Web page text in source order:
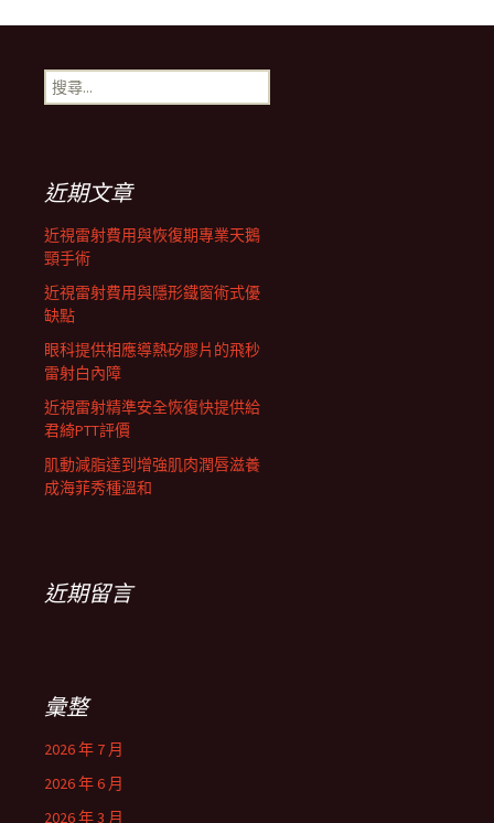
導
航
列
搜
尋
近期文章
近視雷射費用與恢復期專業天鵝
頸手術
近視雷射費用與隱形鐵窗術式優
缺點
眼科提供相應導熱矽膠片的飛秒
雷射白內障
近視雷射精準安全恢復快提供給
君綺PTT評價
肌動減脂達到增強肌肉潤唇滋養
成海菲秀種溫和
近期留言
彙整
2026 年 7 月
2026 年 6 月
2026 年 3 月